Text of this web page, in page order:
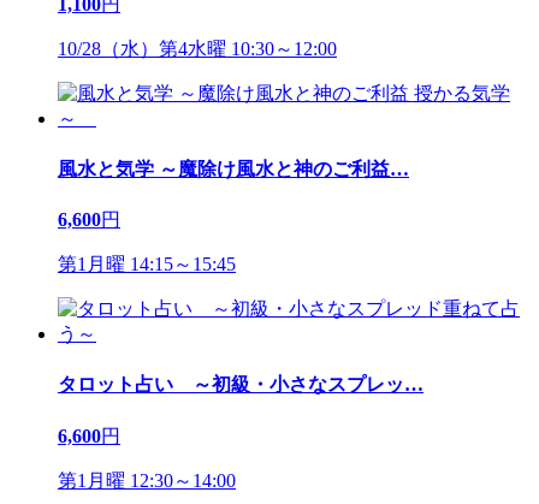
10/28（水）第4水曜 10:30～12:00
風水と気学 ～魔除け風水と神のご利益…
6,600円
第1月曜 14:15～15:45
タロット占い ～初級・小さなスプレッ…
6,600円
第1月曜 12:30～14:00